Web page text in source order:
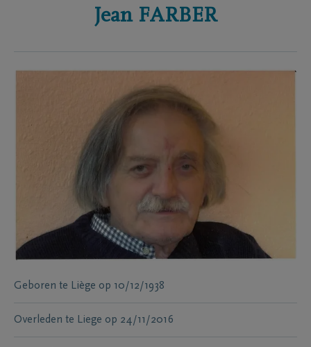
Jean FARBER
Geboren te Liège op 10/12/1938
Overleden te Liege op 24/11/2016